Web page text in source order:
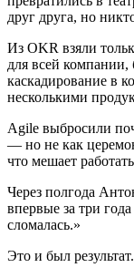
друг друга, но
Из OKR взяли
для всей компании,
каскадирование в
несколькими
Agile выбросили
— но не как
что мешает
Через полгода
впервые за три
сломалась.»
Это и был результат.